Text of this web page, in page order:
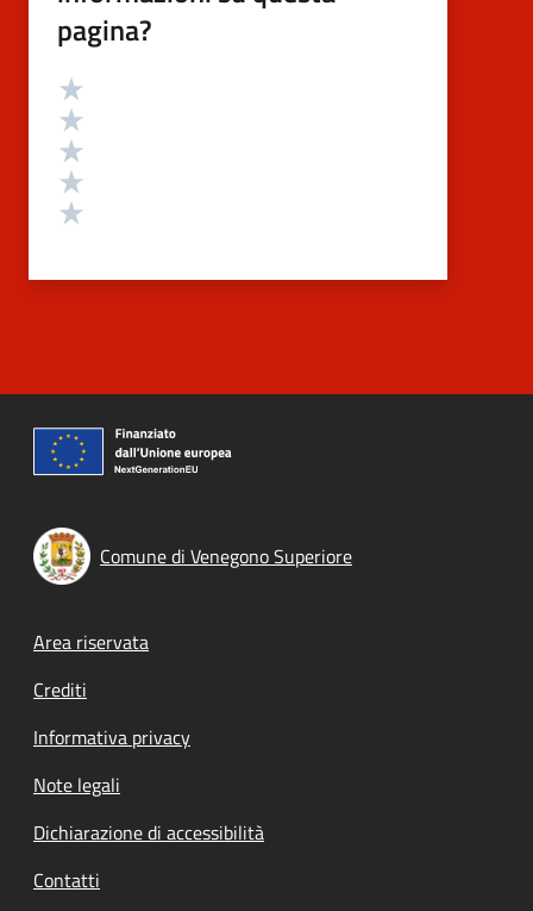
pagina?
Valutazione
Comune di Venegono Superiore
Footer menu
Area riservata
Crediti
Informativa privacy
Note legali
Dichiarazione di accessibilità
Contatti